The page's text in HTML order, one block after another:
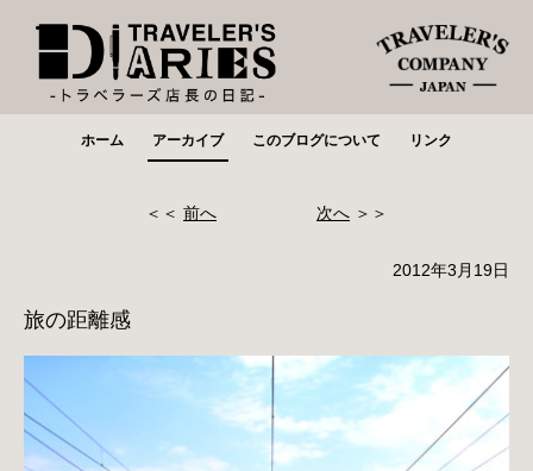
ホーム アーカイブ このブログについて リンク
＜＜ 前へ 次へ ＞＞
2012年3月19日
旅の距離感